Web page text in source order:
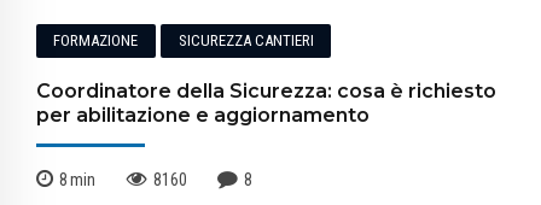
FORMAZIONE SICUREZZA CANTIERI
Coordinatore della Sicurezza: cosa è richiesto
per abilitazione e aggiornamento
8min 8160 8